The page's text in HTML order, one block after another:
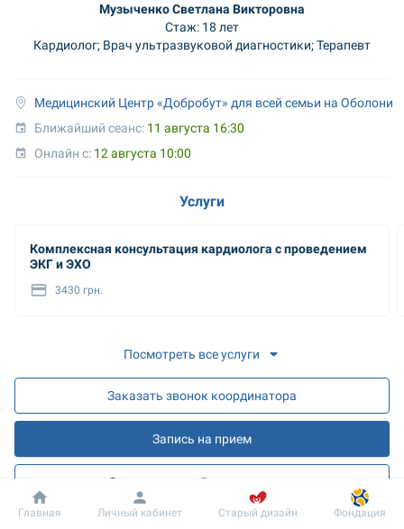
Музыченко Светлана Викторовна
Стаж: 18 лет
Кардиолог; Врач ультразвуковой диагностики; Терапевт
Медицинский Центр «Добробут» для всей семьи на Оболони
Ближайший сеанс: 11 августа 16:30
Онлайн с: 12 августа 10:00
Услуги
Комплексная консультация кардиолога с проведением
ЭКГ и ЭХО
3430 грн.
Посмотреть все услуги
Заказать звонок координатора
Запись на прием
Запись на онлайн разъяснения
Добробут Информация Пациенту
Главная Личный кабинет Старый дизайн Фондация